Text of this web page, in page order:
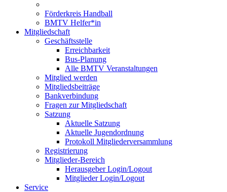
Förderkreis Handball
BMTV Helfer*in
Mitgliedschaft
Geschäftsstelle
Erreichbarkeit
Bus-Planung
Alle BMTV Veranstaltungen
Mitglied werden
Mitgliedsbeiträge
Bankverbindung
Fragen zur Mitgliedschaft
Satzung
Aktuelle Satzung
Aktuelle Jugendordnung
Protokoll Mitgliederversammlung
Registrierung
Mitglieder-Bereich
Herausgeber Login/Logout
Mitglieder Login/Logout
Service